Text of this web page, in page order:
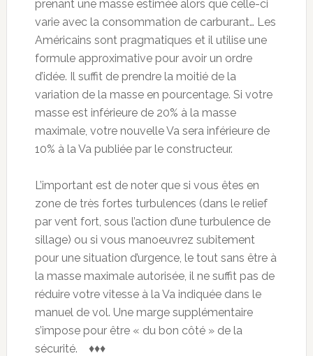
prenant une masse estimée alors que celle-ci
varie avec la consommation de carburant… Les
Américains sont pragmatiques et il utilise une
formule approximative pour avoir un ordre
d’idée. Il suffit de prendre la moitié de la
variation de la masse en pourcentage. Si votre
masse est inférieure de 20% à la masse
maximale, votre nouvelle Va sera inférieure de
10% à la Va publiée par le constructeur.
L’important est de noter que si vous êtes en
zone de très fortes turbulences (dans le relief
par vent fort, sous l’action d’une turbulence de
sillage) ou si vous manoeuvrez subitement
pour une situation d’urgence, le tout sans être à
la masse maximale autorisée, il ne suffit pas de
réduire votre vitesse à la Va indiquée dans le
manuel de vol. Une marge supplémentaire
s’impose pour être « du bon côté » de la
sécurité. ♦♦♦